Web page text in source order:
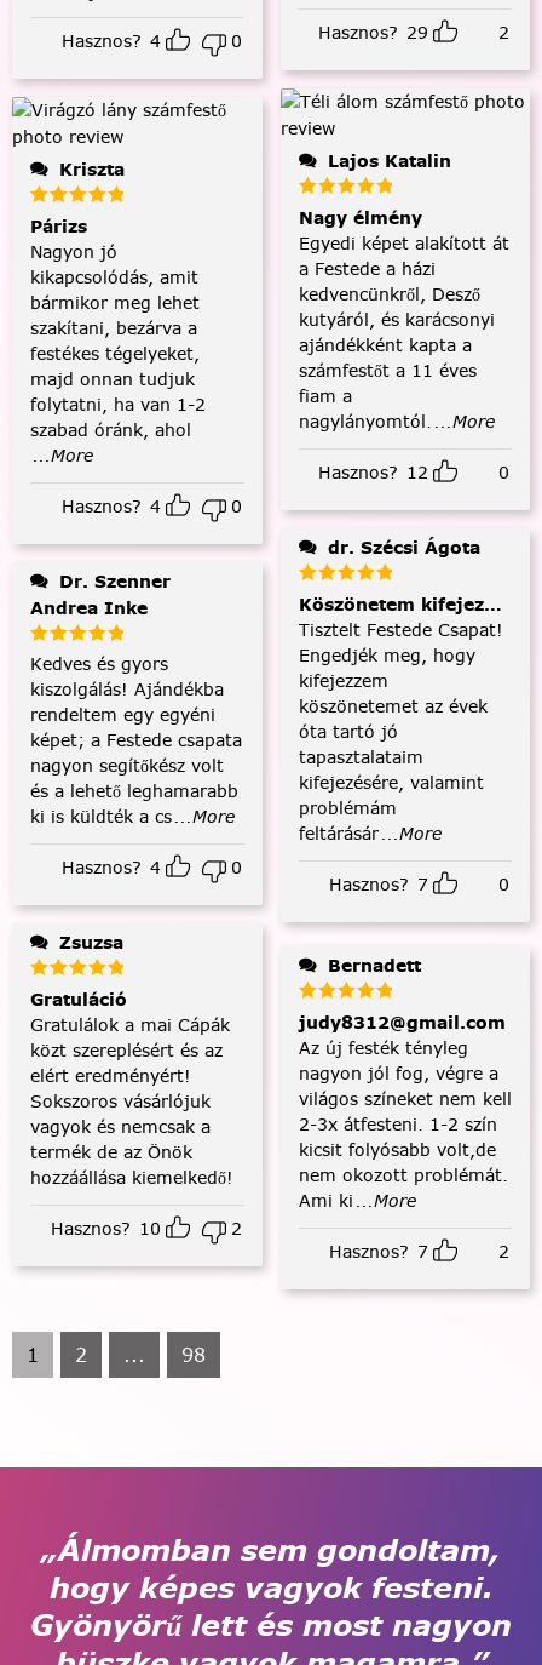
visszajelzést! :)
Hasznos? 4 0
Kriszta
Párizs
Nagyon jó
kikapcsolódás, amit
bármikor meg lehet
szakítani, bezárva a
festékes tégelyeket,
majd onnan tudjuk
folytatni, ha van 1-2
szabad óránk, ahol
...More
Hasznos? 4 0
Andrea Inke
Kedves és gyors
kiszolgálás! Ajándékba
rendeltem egy egyéni
képet; a Festede csapata
nagyon segítőkész volt
és a lehető leghamarabb
ki is küldték a cs...More
Hasznos? 4 0
Zsuzsa
Gratuláció
Gratulálok a mai Cápák
közt szereplésért és az
elért eredményért!
Sokszoros vásárlójuk
vagyok és nemcsak a
termék de az Önök
hozzáállása kiemelkedő!
Hasznos? 10 2
Hasznos? 29 2
Lajos Katalin
Nagy élmény
Egyedi képet alakított át
a Festede a házi
kedvencünkről, Desző
kutyáról, és karácsonyi
ajándékként kapta a
számfestőt a 11 éves
fiam a
nagylányomtól. ...More
Hasznos? 12 0
dr. Szécsi Ágota
Köszönetem kifejezése
Tisztelt Festede Csapat!
Engedjék meg, hogy
kifejezzem
köszönetemet az évek
óta tartó jó
tapasztalataim
kifejezésére, valamint
problémám
feltárásár...More
Hasznos? 7 0
Bernadett
judy8312@gmail.com
Az új festék tényleg
nagyon jól fog, végre a
világos színeket nem kell
2-3x átfesteni. 1-2 szín
kicsit folyósabb volt,de
nem okozott problémát.
Ami ki ...More
Hasznos? 7 2
1 2 ... 98
„Álmomban sem gondoltam,
hogy képes vagyok festeni.
Gyönyörű lett és most nagyon